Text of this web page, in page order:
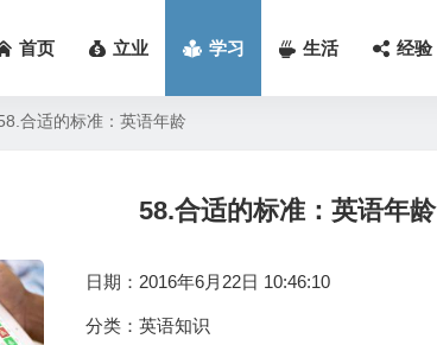
首页 立业 学习 生活 经验
合适的标准：英语年龄
58.合适的标准：英语年龄
日期：2016年6月22日 10:46:10
分类： 英语知识